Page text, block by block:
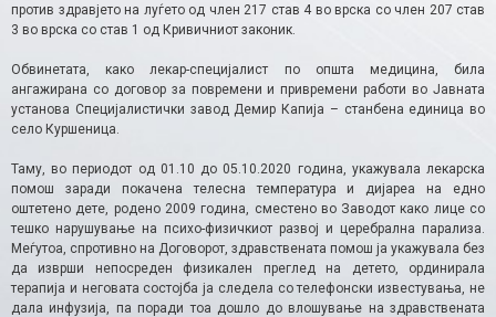
против здравјето на луѓето од член 217 став 4 во врска со член 207 став
3 во врска со став 1 од Кривичниот законик.
Обвинетата, како лекар-специјалист по општа медицина, била
ангажирана со договор за повремени и привремени работи во Јавната
установа Специјалистички завод Демир Капија – станбена единица во
село Куршеница.
Таму, во периодот од 01.10 до 05.10.2020 година, укажувала лекарска
помош заради покачена телесна температура и дијареа на едно
оштетено дете, родено 2009 година, сместено во Заводот како лице со
тешко нарушување на психо-физичкиот развој и церебрална парализа.
Меѓутоа, спротивно на Договорот, здравствената помош ја укажувала без
да изврши непосреден физикален преглед на детето, ординирала
терапија и неговата состојба ја следела со телефонски известувања, не
дала инфузија, па поради тоа дошло до влошување на здравствената